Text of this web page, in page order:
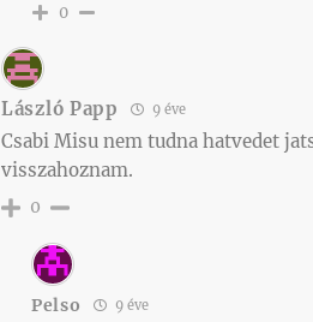
0
László Papp 9 éve
Csabi Misu nem tudna hatvedet
visszahoznam.
0
Pelso 9 éve